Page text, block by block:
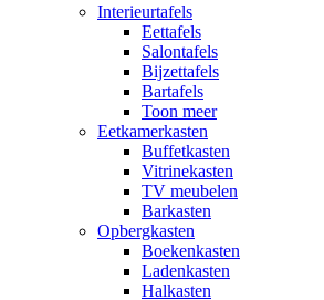
Interieurtafels
Eettafels
Salontafels
Bijzettafels
Bartafels
Toon meer
Eetkamerkasten
Buffetkasten
Vitrinekasten
TV meubelen
Barkasten
Opbergkasten
Boekenkasten
Ladenkasten
Halkasten